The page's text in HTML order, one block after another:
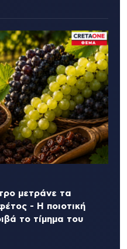
μετράνε τα
- Η ποιοτική
το τίμημα του